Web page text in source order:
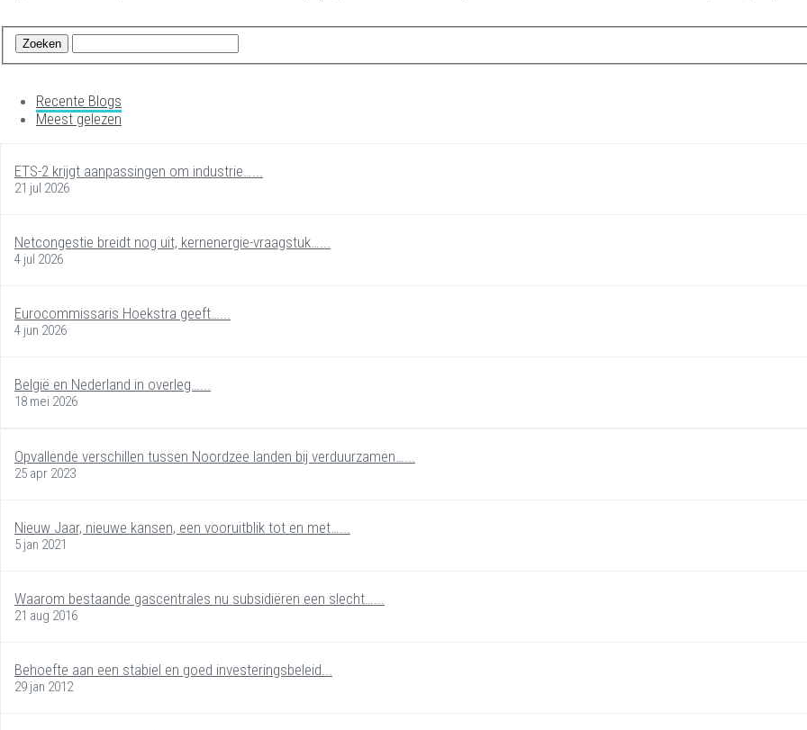
Recente Blogs
Meest gelezen
ETS-2 krijgt aanpassingen om industrie…...
21 jul 2026
Netcongestie breidt nog uit, kernenergie-vraagstuk…...
4 jul 2026
Eurocommissaris Hoekstra geeft…...
4 jun 2026
België en Nederland in overleg…...
18 mei 2026
Opvallende verschillen tussen Noordzee landen bij verduurzamen…...
25 apr 2023
Nieuw Jaar, nieuwe kansen, een vooruitblik tot en met…...
5 jan 2021
Waarom bestaande gascentrales nu subsidiëren een slecht…...
21 aug 2016
Behoefte aan een stabiel en goed investeringsbeleid...
29 jan 2012